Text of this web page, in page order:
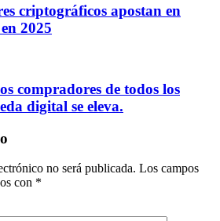
criptográficos apostan en
2025
compradores de todos los
digital se eleva.
no será publicada. Los campos
con *